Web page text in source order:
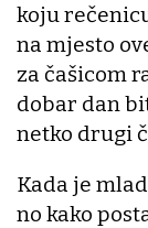
koju
na mjesto
za čašicom
dobar dan
netko drugi
Kada je
no kako